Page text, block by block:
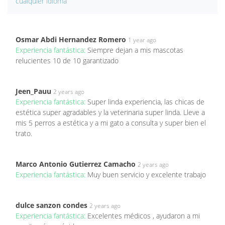
Osmar Abdi Hernandez Romero 1 year ago
Experiencia fantástica: Siempre dejan a mis mascotas
relucientes 10 de 10 garantizado
Jeen_Pauu 2 years ago
Experiencia fantástica: Super linda experiencia, las chicas de
estética super agradables y la veterinaria super linda. Lleve a
mis 5 perros a estética y a mi gato a consulta y super bien el
trato.
Marco Antonio Gutierrez Camacho 2 years ago
Experiencia fantástica: Muy buen servicio y excelente trabajo
dulce sanzon condes 2 years ago
Experiencia fantástica: Excelentes médicos , ayudaron a mi